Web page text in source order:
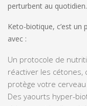
perturbent au quotidien.
Keto-biotique, c’est
avec :
Un protocole de
réactiver les cétones,
protège votre
Des yaourts hyper-